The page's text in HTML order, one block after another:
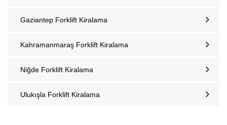
Gaziantep Forklift Kiralama
Kahramanmaraş Forklift Kiralama
Niğde Forklift Kiralama
Ulukışla Forklift Kiralama